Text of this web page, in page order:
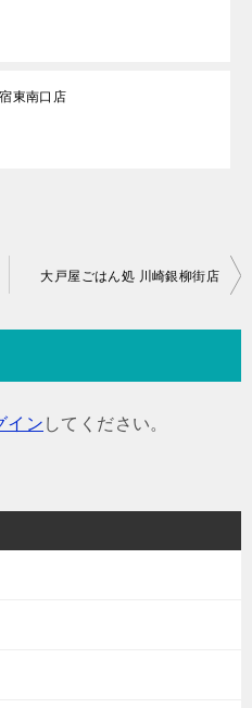
東南口店
大戸屋ごはん処 川崎銀柳街店
イン してください。